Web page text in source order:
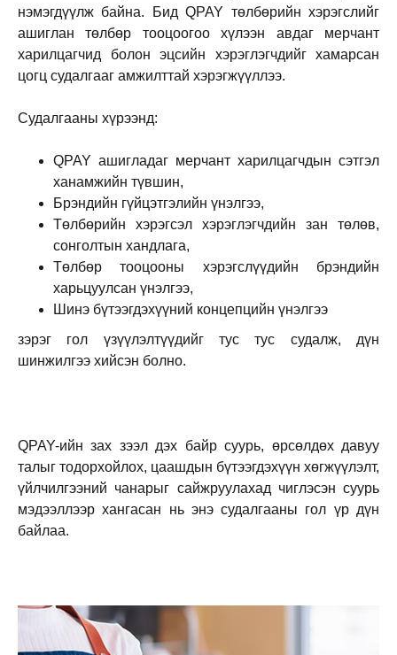
нэмэгдүүлж байна. Бид QPAY төлбөрийн хэрэгслийг
ашиглан төлбөр тооцоогоо хүлээн авдаг мерчант
харилцагчид болон эцсийн хэрэглэгчдийг хамарсан
цогц судалгааг амжилттай хэрэгжүүллээ.
Судалгааны хүрээнд:
QPAY ашигладаг мерчант харилцагчдын сэтгэл
ханамжийн түвшин,
Брэндийн гүйцэтгэлийн үнэлгээ,
Төлбөрийн хэрэгсэл хэрэглэгчдийн зан төлөв,
сонголтын хандлага,
Төлбөр тооцооны хэрэгслүүдийн брэндийн
харьцуулсан үнэлгээ,
Шинэ бүтээгдэхүүний концепцийн үнэлгээ
зэрэг гол үзүүлэлтүүдийг тус тус судалж, дүн
шинжилгээ хийсэн болно.
QPAY-ийн зах зээл дэх байр суурь, өрсөлдөх давуу
талыг тодорхойлох, цаашдын бүтээгдэхүүн хөгжүүлэлт,
үйлчилгээний чанарыг сайжруулахад чиглэсэн суурь
мэдээллээр хангасан нь энэ судалгааны гол үр дүн
байлаа.